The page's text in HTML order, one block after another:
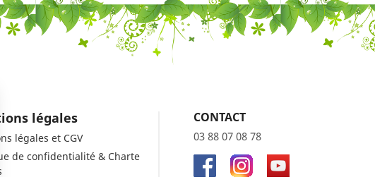
légales
légales et CGV
de confidentialité & Charte
CONTACT
03 88 07 08 78